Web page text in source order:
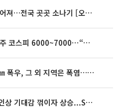
35도 안팎 무더위 이어져…전국 곳곳 소나기 [오늘 날씨]
[주간증시전망] 다음주 코스피 6000~7000⋯“外人 수급은 정책이 변수”
동해안은 시간당 80㎜ 폭우, 그 외 지역은 폭염…‘극과 극 날씨’
뉴욕증시, 연준 금리인상 기대감 꺾이자 상승...S&P500 사상 최고치 [종합]